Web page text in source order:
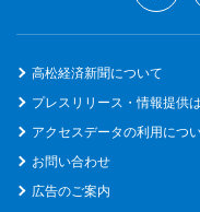
高松経済新聞について
プレスリリース・情報提供
アクセスデータの利用につ
お問い合わせ
広告のご案内